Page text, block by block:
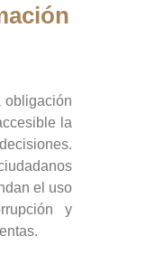
obligación
la
el uso
y